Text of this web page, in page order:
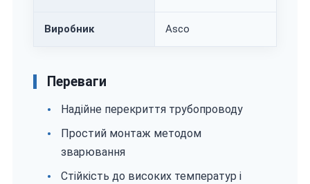
Виробник Asco
Переваги
Надійне перекриття трубопроводу
Простий монтаж методом
зварювання
Стійкість до високих температур і